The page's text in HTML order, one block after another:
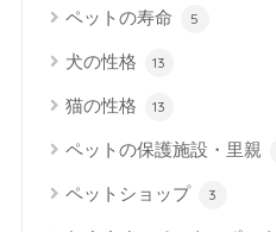
ペットの寿命 5
犬の性格 13
猫の性格 13
ペットの保護施設・里親
ペットショップ 3